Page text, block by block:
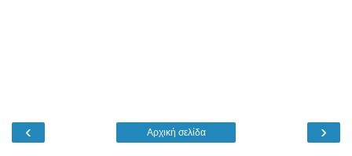
‹ ›
Αρχική σελίδα